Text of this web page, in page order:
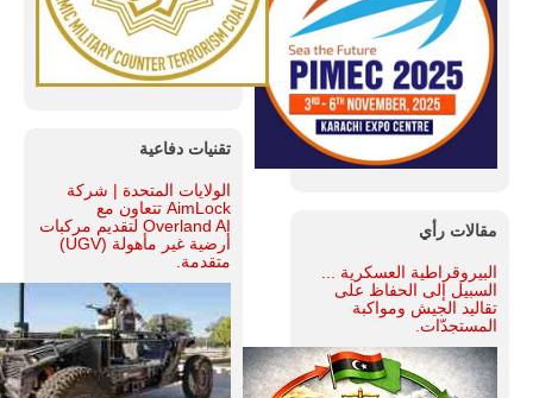
مقالات رأي
البيروقراطية العسكرية ...
السبيل إلى الحفاظ على
تقاليد الجيش ومواكبة
المستجدّات.
تقنيات دفاعية
الولايات المتحدة | شركة
AimLock تتعاون مع
Overland AI لتقديم مركبات
أرضية غير مأهولة (UGV)
متقدمة.